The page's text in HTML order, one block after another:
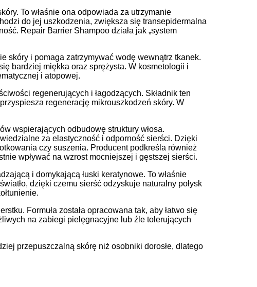
To właśnie ona odpowiada za utrzymanie
do jej uszkodzenia, zwiększa się transepidermalna
Repair Barrier Shampoo działa jak „system
skóry i pomaga zatrzymywać wodę wewnątrz tkanek.
bardziej miękka oraz sprężysta. W kosmetologii i
i atopowej.
regenerujących i łagodzących. Składnik ten
regenerację mikrouszkodzeń skóry. W
wspierających odbudowę struktury włosa.
za elastyczność i odporność sierści. Dzięki
czy suszenia. Producent podkreśla również
wpływać na wzrost mocniejszej i gęstszej sierści.
i domykającą łuski keratynowe. To właśnie
dzięki czemu sierść odzyskuje naturalny połysk
Formuła została opracowana tak, aby łatwo się
na zabiegi pielęgnacyjne lub źle tolerujących
przepuszczalną skórę niż osobniki dorosłe, dlatego